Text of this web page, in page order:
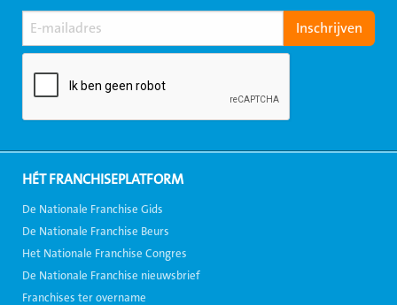
HÉT FRANCHISEPLATFORM
De Nationale Franchise Gids
De Nationale Franchise Beurs
Het Nationale Franchise Congres
De Nationale Franchise nieuwsbrief
Franchises ter overname